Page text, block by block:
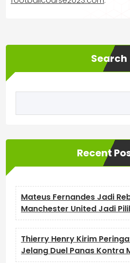
Search
Recent
Mateus Fernandes Jadi
Manchester United Jadi
Thierry Henry Kirim
Jelang Duel Panas Kontra